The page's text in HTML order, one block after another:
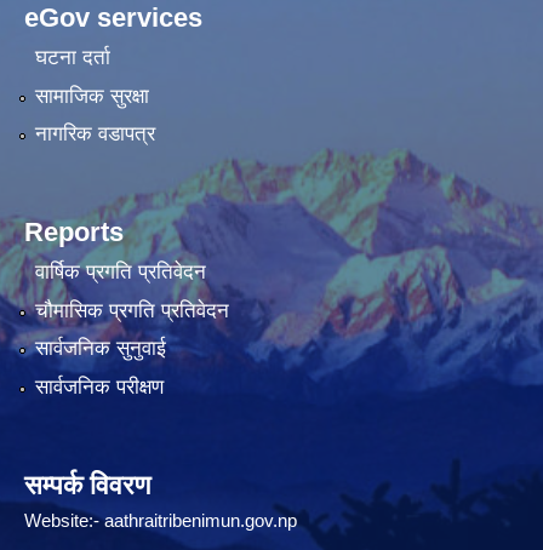
eGov services
घटना दर्ता
सामाजिक सुरक्षा
नागरिक वडापत्र
Reports
वार्षिक प्रगति प्रतिवेदन
चौमासिक प्रगति प्रतिवेदन
सार्वजनिक सुनुवाई
सार्वजनिक परीक्षण
सम्पर्क विवरण
Website:-aathraitribenimun.gov.np